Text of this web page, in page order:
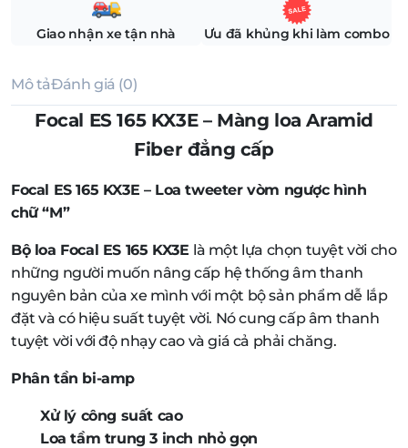
Giao nhận xe tận nhà Ưu đã khủng khi làm combo
Mô tảĐánh giá (0)
Focal ES 165 KX3E – Màng loa Aramid
Fiber đẳng cấp
Focal ES 165 KX3E – Loa tweeter vòm ngược hình
chữ “M”
Bộ loa Focal ES 165 KX3E là một lựa chọn tuyệt vời cho
những người muốn nâng cấp hệ thống âm thanh
nguyên bản của xe mình với một bộ sản phẩm dễ lắp
đặt và có hiệu suất tuyệt vời. Nó cung cấp âm thanh
tuyệt vời với độ nhạy cao và giá cả phải chăng.
Phân tần bi-amp
Xử lý công suất cao
Loa tầm trung 3 inch nhỏ gọn